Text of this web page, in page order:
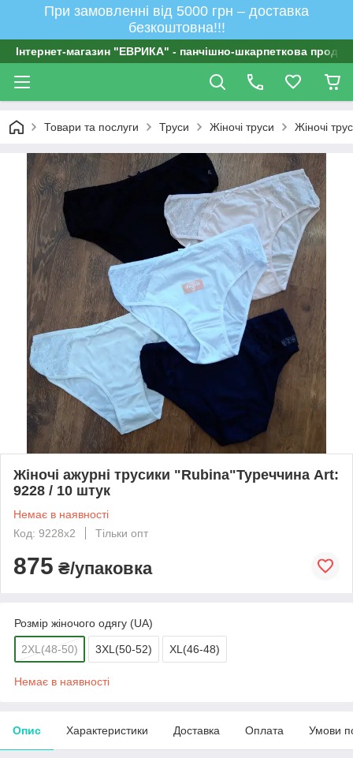
При замовленні від 5000 грн – доставка
безкоштовна!!!
Інтернет-магазин "ЕВРИКА" - панчішно-шкарпеткова
Товари та послуги Труси Жіночі труси Жіночі
Жіночі ажурні трусики "Rubina"Туреччина Art:
9228 / 10 штук
Немає в наявності
Код: 9228х2
Тільки опт
875 ₴/упаковка
Розмір жіночого одягу (UA)
2XL(48-50) 3XL(50-52) XL(46-48)
Немає в наявності
Опис Характеристики Доставка Оплата Умови